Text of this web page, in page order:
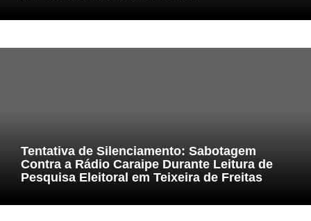
Tentativa de Silenciamento: Sabotagem
Contra a Rádio Caraipe Durante Leitura de
Pesquisa Eleitoral em Teixeira de Freitas